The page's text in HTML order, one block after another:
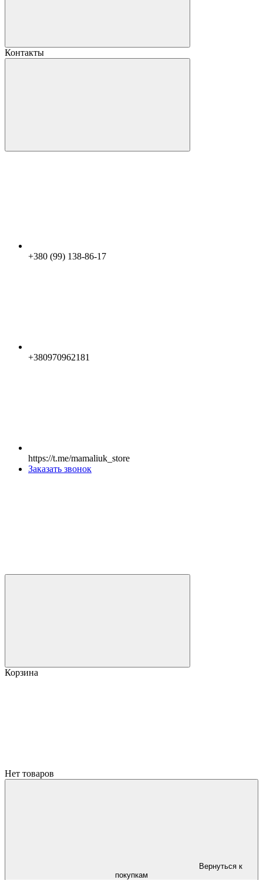
Контакты
+380 (99) 138-86-17
+380970962181
https://t.me/mamaliuk_store
Заказать звонок
Корзина
Нет товаров
Вернуться к
покупкам